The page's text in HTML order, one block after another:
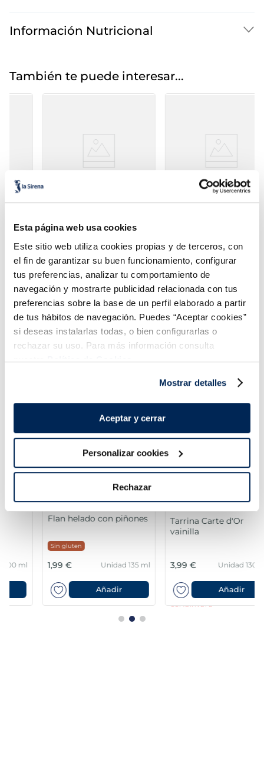
Esta página web usa cookies
Este sitio web utiliza cookies propias y de terceros, con
el fin de garantizar su buen funcionamiento, configurar
tus preferencias, analizar tu comportamiento de
navegación y mostrarte publicidad relacionada con tus
preferencias sobre la base de un perfil elaborado a partir
de tus hábitos de navegación. Puedes “Aceptar cookies”
si deseas instalarlas todas, o bien configurarlas o
rechazar su uso. Para más información consulta
nuestraPolítica de Cookies.
Mostrar detalles
Aceptar y cerrar
Personalizar cookies
Rechazar
Información Nutricional
También te puede interesar...
Prosciutto
3,99 €
Caja 365 g
3,99 €
Caja 383 g
Añadir
¡Combínalo y hazte un menú de 10!
Flan helado con piñones
Sin gluten
1,99 € Unidad 135 ml
Tarrina Carte d'Or
vainilla
3,99 €
COMBINABLE
Unidad 1300 ml